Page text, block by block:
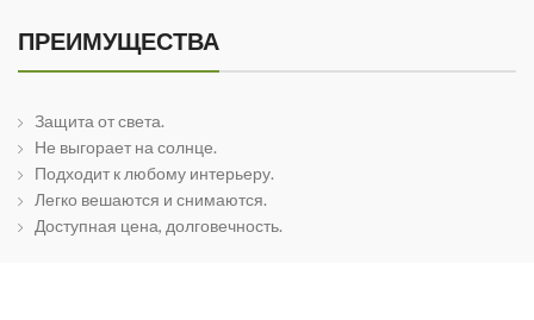
ПРЕИМУЩЕСТВА
Защита от света.
Не выгорает на солнце.
Подходит к любому интерьеру.
Легко вешаются и снимаются.
Доступная цена, долговечность.